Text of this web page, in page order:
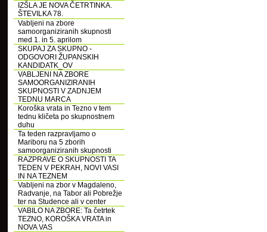
IZŠLA JE NOVA ČETRTINKA.
ŠTEVILKA 78.
Vabljeni na zbore
samoorganiziranih skupnosti
med 1. in 5. aprilom
SKUPAJ ZA SKUPNO -
ODGOVORI ŽUPANSKIH
KANDIDATK_OV
VABLJENI NA ZBORE
SAMOORGANIZIRANIH
SKUPNOSTI V ZADNJEM
TEDNU MARCA
Koroška vrata in Tezno v tem
tednu kličeta po skupnostnem
duhu
Ta teden razpravljamo o
Mariboru na 5 zborih
samoorganiziranih skupnosti
RAZPRAVE O SKUPNOSTI TA
TEDEN V PEKRAH, NOVI VASI
IN NA TEZNEM
Vabljeni na zbor v Magdaleno,
Radvanje, na Tabor ali Pobrežje
ter na Studence ali v center
VABILO NA ZBORE: Ta četrtek
TEZNO, KOROŠKA VRATA in
NOVA VAS